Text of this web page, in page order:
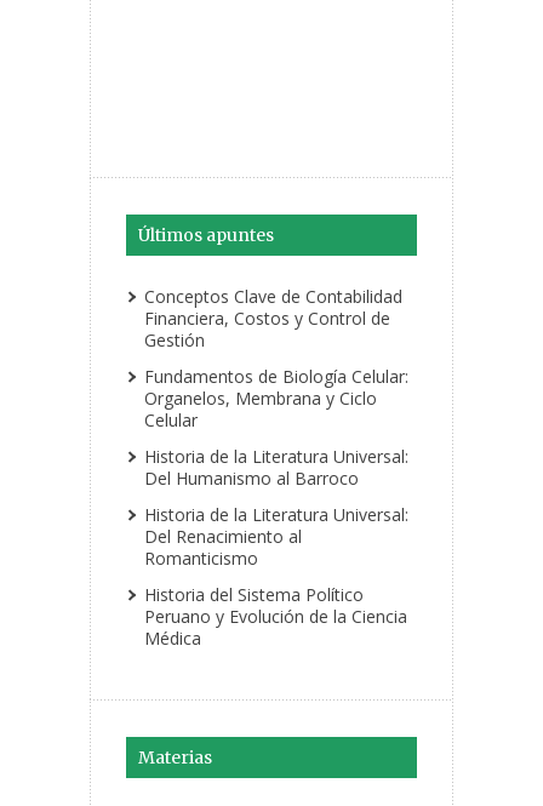
Últimos apuntes
Conceptos Clave de Contabilidad
Financiera, Costos y Control de
Gestión
Fundamentos de Biología Celular:
Organelos, Membrana y Ciclo
Celular
Historia de la Literatura Universal:
Del Humanismo al Barroco
Historia de la Literatura Universal:
Del Renacimiento al
Romanticismo
Historia del Sistema Político
Peruano y Evolución de la Ciencia
Médica
Materias